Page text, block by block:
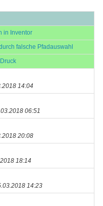
in Inventor
falsche Pfadauswahl
14:04
06:51
20:08
18:14
14:23